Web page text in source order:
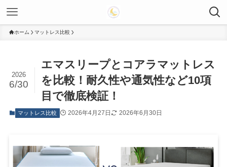
ホーム マットレス比較
エマスリープとコアラマットレス
を比較！耐久性や通気性など10項
目で徹底検証！
2026
6/30
マットレス比較 2026年4月27日 2026年6月30日